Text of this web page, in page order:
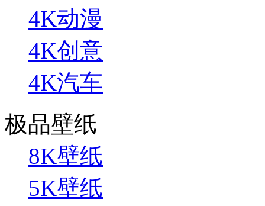
4K动漫
4K创意
4K汽车
极品壁纸
8K壁纸
5K壁纸